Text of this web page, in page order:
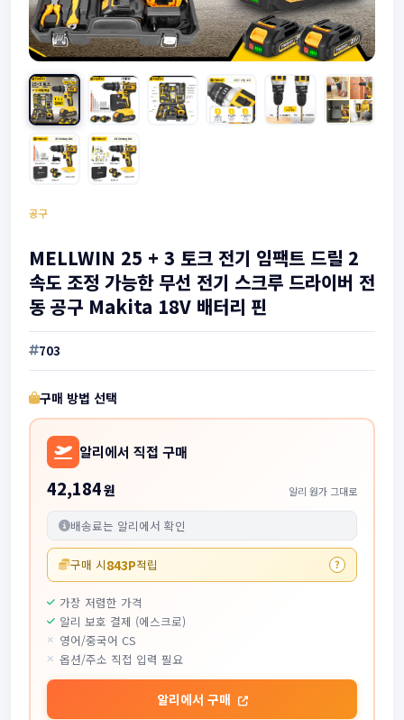
공구
MELLWIN 25 + 3 토크 전기 임팩트 드릴 2
속도 조정 가능한 무선 전기 스크루 드라이버 전
동 공구 Makita 18V 배터리 핀
703
구매 방법 선택
알리에서 직접 구매
42,184원 알리 원가 그대로
배송료는 알리에서 확인
구매 시843P적립 ?
가장 저렴한 가격
알리 보호 결제 (에스크로)
영어/중국어 CS
옵션/주소 직접 입력 필요
알리에서 구매